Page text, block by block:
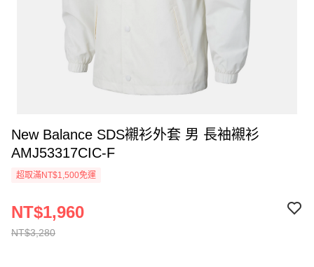
New Balance SDS襯衫外套 男 長袖襯衫
AMJ53317CIC-F
超取滿NT$1,500免運
NT$3,280
NT$1,960